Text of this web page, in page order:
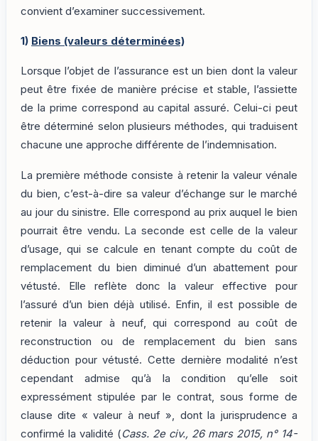
convient d’examiner successivement.
1) Biens (valeurs déterminées)
Lorsque l’objet de l’assurance est un bien dont la valeur
peut être fixée de manière précise et stable, l’assiette
de la prime correspond au capital assuré. Celui-ci peut
être déterminé selon plusieurs méthodes, qui traduisent
chacune une approche différente de l’indemnisation.
La première méthode consiste à retenir la valeur vénale
du bien, c’est-à-dire sa valeur d’échange sur le marché
au jour du sinistre. Elle correspond au prix auquel le bien
pourrait être vendu. La seconde est celle de la valeur
d’usage, qui se calcule en tenant compte du coût de
remplacement du bien diminué d’un abattement pour
vétusté. Elle reflète donc la valeur effective pour
l’assuré d’un bien déjà utilisé. Enfin, il est possible de
retenir la valeur à neuf, qui correspond au coût de
reconstruction ou de remplacement du bien sans
déduction pour vétusté. Cette dernière modalité n’est
cependant admise qu’à la condition qu’elle soit
expressément stipulée par le contrat, sous forme de
clause dite « valeur à neuf », dont la jurisprudence a
confirmé la validité (Cass. 2e civ., 26 mars 2015, n° 14-